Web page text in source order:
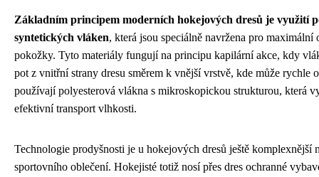
Základním principem moderních hokejových dresů je využití
syntetických vláken, která jsou speciálně navržena pro
pokožky. Tyto materiály fungují na principu kapilární akce, kdy
pot z vnitřní strany dresu směrem k vnější vrstvě, kde může rychle
používají polyesterová vlákna s mikroskopickou strukturou, která
efektivní transport vlhkosti.
Technologie prodyšnosti je u hokejových dresů ještě komplexnější
sportovního oblečení. Hokejisté totiž nosí přes dres ochranné